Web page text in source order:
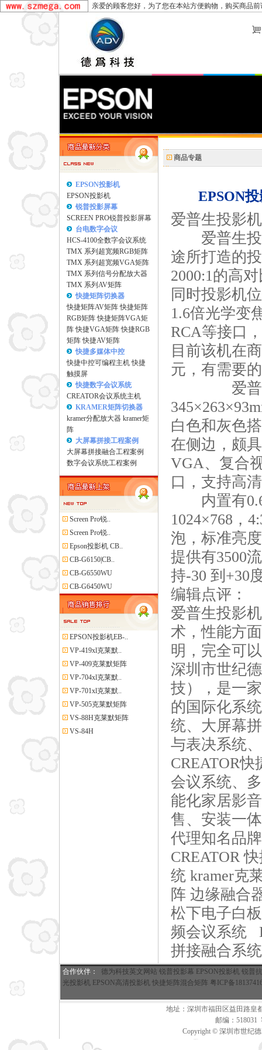
亲爱的顾客您好，为了您在本站方便购物，购买商品前
EPSON投影机
EPSON投影机
锐普投影屏幕
SCREEN PRO锐普投影屏幕
台电数字会议
HCS-4100全数字会议系统
TMX 系列超宽频RGB矩阵
TMX 系列超宽频VGA矩阵
TMX 系列信号分配放大器
TMX 系列AV矩阵
快捷矩阵切换器
快捷矩阵AV矩阵 快捷矩阵
RGB矩阵 快捷矩阵VGA矩
阵 快捷VGA矩阵 快捷RGB
矩阵 快捷AV矩阵
快捷多媒体中控
快捷中控可编程主机 快捷
触摸屏
快捷数字会议系统
CREATOR会议系统主机
KRAMER矩阵切换器
kramer分配放大器 kramer矩
阵
大屏幕拼接工程案例
大屏幕拼接融合工程案例
数字会议系统工程案例
Screen Pro锐..
Screen Pro锐..
Epson投影机 CB..
CB-G6150|CB..
CB-G6550WU
CB-G6450WU
EPSON投影机EB-..
VP-419xl克莱默..
VP-409克莱默矩阵
VP-704xl克莱默..
VP-701xl克莱默..
VP-505克莱默矩阵
VS-88H克莱默矩阵
VS-84H
商品专题
EPSON
爱普生投影机
爱普生
途所打造的
2000:1的高
同时投影机
1.6倍光学变
RCA等接口
目前该机在
元，有需要
爱
白色和灰色
在侧边，颇
VGA、复合
口，支持高
内置有
1024×768，
泡，标准亮
提供有3500
持-30 到+30
编辑点评：
爱普生投影机
术，性能方
明，完全可
深圳市世纪
技），是一
的国际化系
统、大屏幕
与表决系统
CREATOR
会议系统、
能化家居影
售、安装一
代理知名品
CREATOR
统kramer克
阵 边缘融合
松下电子白
频会议系统
拼接融合系统
合作伙伴 ： 德为科技英文网站 锐普投影幕 EPSON投影机 锐普
光投影机 EPSON高清投影机 快捷矩阵混合矩阵 粤ICP备
地址：深圳市福田区益田路皇
邮编：518031
Copyright © 深圳市世纪